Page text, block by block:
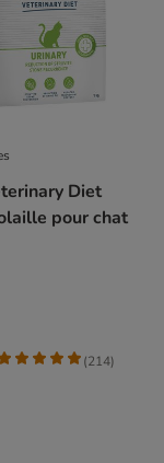
Diet
pour chat
(214)